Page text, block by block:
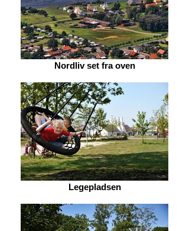
Nordliv set fra oven
Legepladsen